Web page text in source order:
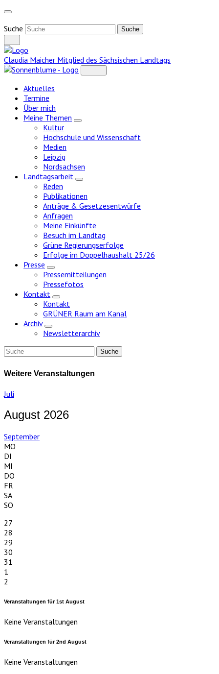
Weiter
Inhalt
Suche
Claudia Maicher Mitglied des Sächsischen Landtags
Aktuelles
Termine
Über mich
Meine Themen
Zeige
Kultur
Hochschule und Wissenschaft
Medien
Leipzig
Nordsachsen
Landtagsarbeit
Zeige
Reden
Publikationen
Anträge & Gesetzesentwürfe
Anfragen
Meine Einkünfte
Besuch im Landtag
Grüne Regierungserfolge
Erfolge im Doppelhaushalt 25/26
Presse
Zeige
Untermenü
Pressemitteilungen
Pressefotos
Kontakt
Zeige
Untermenü
Kontakt
GRÜNER Raum am Kanal
Archiv
Zeige
Untermenü
Newsletterarchiv
Weitere Veranstaltungen
Juli
August 2026
September
MO
DI
MI
DO
FR
SA
SO
27
28
29
30
31
1
2
Veranstaltungen für1st August
Keine Veranstaltungen
Veranstaltungen für2nd August
Keine Veranstaltungen